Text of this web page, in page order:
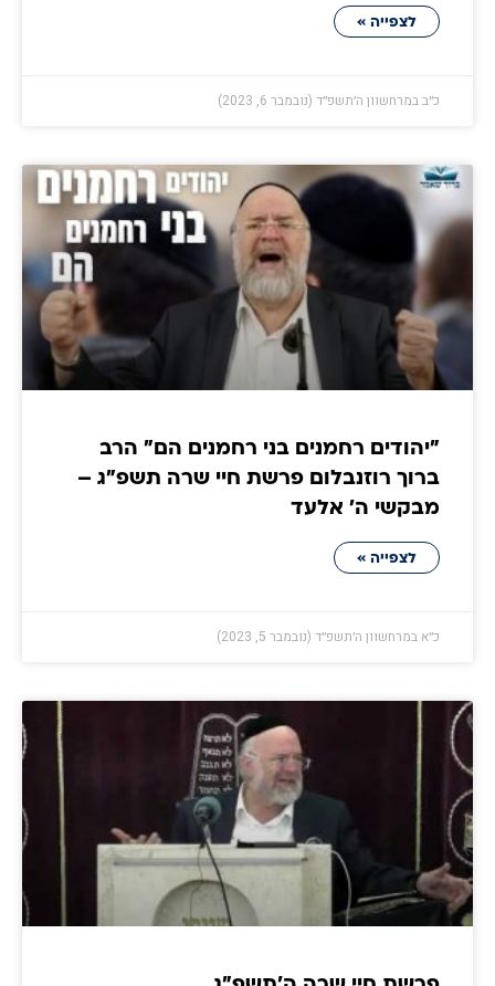
לצפייה »
כ״ב במרחשוון ה׳תשפ״ד (נובמבר 6, 2023)
״יהודים רחמנים בני רחמנים הם״ הרב
ברוך רוזנבלום פרשת חיי שרה תשפ״ג –
מבקשי ה' אלעד
לצפייה »
כ״א במרחשוון ה׳תשפ״ד (נובמבר 5, 2023)